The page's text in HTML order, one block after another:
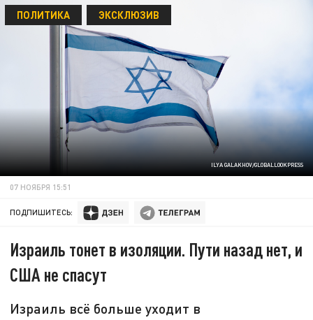
ILYA GALAKHOV/GLOBALLOOKPRESS
ПОЛИТИКА ЭКСКЛЮЗИВ
07 НОЯБРЯ 15:51
ПОДПИШИТЕСЬ:
Израиль тонет в изоляции. Пути назад нет, и
США не спасут
Израиль всё больше уходит в